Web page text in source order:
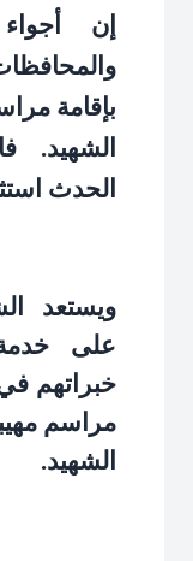
إن
بإقامة
الشهيد.
الحدث
ويستعد
على خدمة
خبراتهم في
مراسم
الشهيد.